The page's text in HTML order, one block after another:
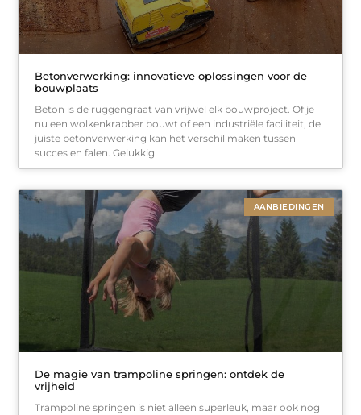
Betonverwerking: innovatieve oplossingen voor de
bouwplaats
Beton is de ruggengraat van vrijwel elk bouwproject. Of je
nu een wolkenkrabber bouwt of een industriële faciliteit, de
juiste betonverwerking kan het verschil maken tussen
succes en falen. Gelukkig
AANBIEDINGEN
De magie van trampoline springen: ontdek de
vrijheid
Trampoline springen is niet alleen superleuk, maar ook nog